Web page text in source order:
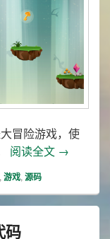
冒险游戏，使
阅读全文 html5冒
→
, 游戏, 源码
码